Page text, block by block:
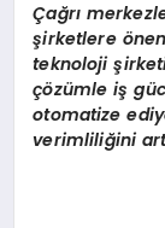
Çağrı
şirketlere
teknoloji şirketi
çözümle iş
otomatize
verimliliğini